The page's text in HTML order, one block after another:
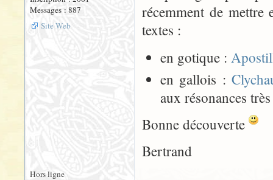
Messages : 887
Site Web
récemment de
textes :
en gotique :
en gallois :
aux résonances
Bonne découverte
Bertrand
Hors ligne